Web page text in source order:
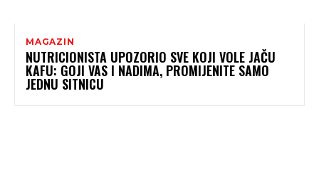
MAGAZIN
NUTRICIONISTA UPOZORIO SVE KOJI VOLE JAČU
KAFU: GOJI VAS I NADIMA, PROMIJENITE SAMO
JEDNU SITNICU